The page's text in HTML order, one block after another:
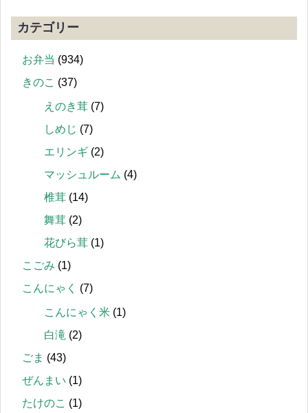
カテゴリー
お弁当 (934)
きのこ (37)
えのき茸 (7)
しめじ (7)
エリンギ (2)
マッシュルーム (4)
椎茸 (14)
舞茸 (2)
花びら茸 (1)
こごみ (1)
こんにゃく
(7)
こんにゃく米 (1)
白滝 (2)
ごま (43)
ぜんまい (1)
たけのこ (1)